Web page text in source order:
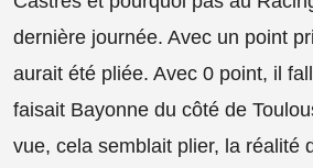
dernière journée. Avec un point
aurait été pliée. Avec 0 point, il
faisait Bayonne du côté de
vue, cela semblait plier, la réalité